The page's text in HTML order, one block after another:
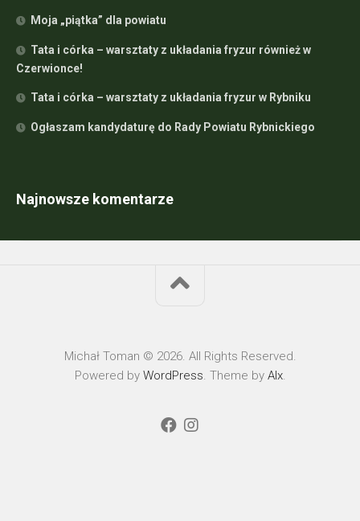
Moja „piątka” dla powiatu
Tata i córka – warsztaty z układania fryzur również w
Czerwionce!
Tata i córka – warsztaty z układania fryzur w Rybniku
Ogłaszam kandydaturę do Rady Powiatu Rybnickiego
Najnowsze komentarze
Michał Toman © 2026. All Rights Reserved.
Powered by WordPress. Theme by Alx.